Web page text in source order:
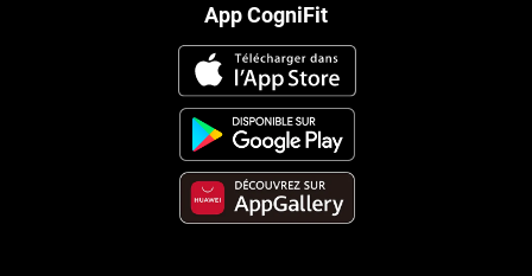
App CogniFit